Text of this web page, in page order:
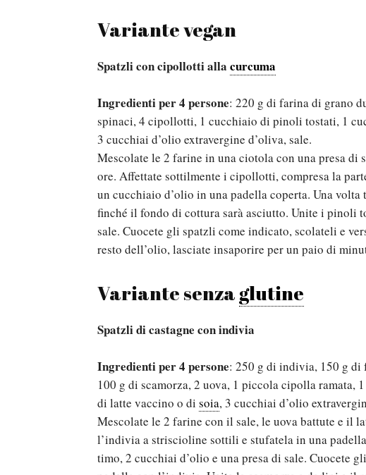
Variante vegan
Spatzli con cipollotti alla curcuma
Ingredienti per 4 persone: 220 g di farina di grano
spinaci, 4 cipollotti, 1 cucchiaio di pinoli tostati, 1
3 cucchiai d’olio extravergine d’oliva, sale.
Mescolate le 2 farine in una ciotola con una presa di
ore. Affettate sottilmente i cipollotti, compresa la
un cucchiaio d’olio in una padella coperta. Una
finché il fondo di cottura sarà asciutto. Unite i pinoli
sale. Cuocete gli spatzli come indicato, scolateli e
resto dell’olio, lasciate insaporire per un paio di
Variante senzaglutine
Spatzli di castagne con indivia
Ingredienti per 4 persone: 250 g di indivia, 150 g di
100 g di scamorza, 2 uova, 1 piccola cipolla ramata,
di latte vaccino o di soia, 3 cucchiai d’olio
Mescolate le 2 farine con il sale, le uova battute e il
l’indivia a striscioline sottili e stufatela in una
timo, 2 cucchiai d’olio e una presa di sale. Cuocete